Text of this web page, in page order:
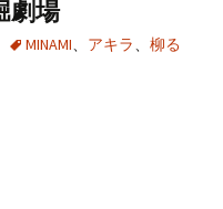
劇場
MINAMI、 アキラ、 柳る